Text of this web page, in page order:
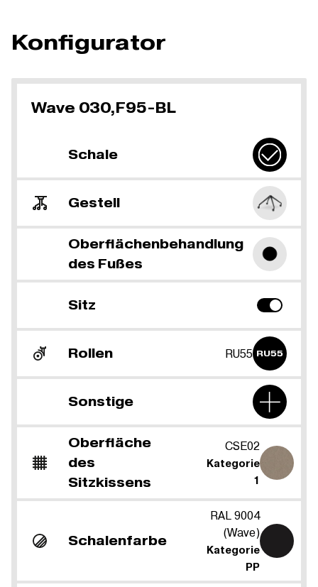
Konfigurator
Wave 030,F95-BL
Schale
Gestell
Oberflächenbehandlung
des Fußes
Sitz
Rollen RU55 RU55
Sonstige
Oberfläche
des
Sitzkissens
CSE02
Kategorie
1
Schalenfarbe
RAL 9004
(Wave)
Kategorie
PP